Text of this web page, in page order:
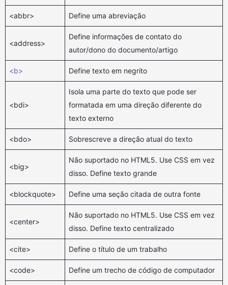
<abbr> Define uma abreviação
<address>
Define informações de contato do
autor/dono do documento/artigo
<b> Define texto em negrito
<bdi>
Isola uma parte do texto que pode ser
formatada em uma direção diferente do
texto externo
<bdo> Sobrescreve a direção atual do texto
<big>
Não suportado no HTML5. Use CSS em vez
disso. Define texto grande
<blockquote> Define uma seção citada de outra fonte
<center>
Não suportado no HTML5. Use CSS em vez
disso. Define texto centralizado
<cite> Define o título de um trabalho
<code> Define um trecho de código de computador